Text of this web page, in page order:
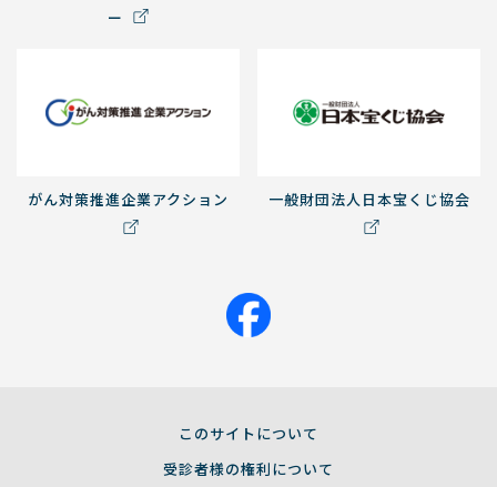
ー
がん対策推進企業アクション 一般財団法人日本宝くじ協会
このサイトについて
受診者様の権利について